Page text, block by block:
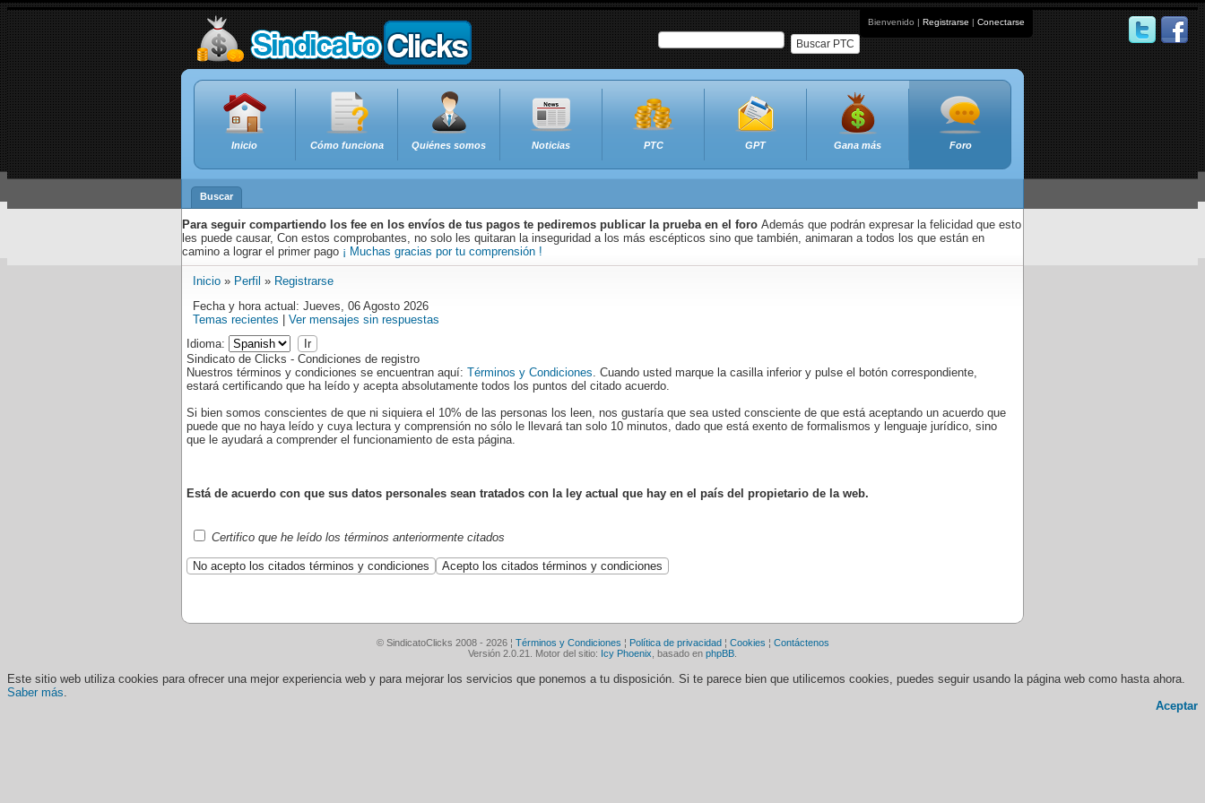
Bienvenido | Registrarse | Conectarse
Buscar PTC
Inicio Cómo funciona Quiénes somos Noticias PTC GPT Gana más Foro
Buscar
Para seguir compartiendo los fee en los envíos de tus pagos te pediremos publicar la prueba en el foro Además que podrán expresar la felicidad que esto
les puede causar, Con estos comprobantes, no solo les quitaran la inseguridad a los más escépticos sino que también, animaran a todos los que están en
camino a lograr el primer pago ¡ Muchas gracias por tu comprensión !
Inicio » Perfil » Registrarse
Fecha y hora actual: Jueves, 06 Agosto 2026
Temas recientes
Ver mensajes sin respuestas
Idioma:
Sindicato de Clicks - Condiciones de registro
Nuestros términos y condiciones se encuentran aquí: Términos y Condiciones. Cuando usted marque la casilla inferior y pulse el botón correspondiente,
estará certificando que ha leído y acepta absolutamente todos los puntos del citado acuerdo.
Si bien somos conscientes de que ni siquiera el 10% de las personas los leen, nos gustaría que sea usted consciente de que está aceptando un acuerdo que
puede que no haya leído y cuya lectura y comprensión no sólo le llevará tan solo 10 minutos, dado que está exento de formalismos y lenguaje jurídico, sino
que le ayudará a comprender el funcionamiento de esta página.
Está de acuerdo con que sus datos personales sean tratados con la ley actual que hay en el país del propietario de la web.
Certifico que he leído los términos anteriormente citados
© SindicatoClicks 2008 - 2026 ¦ Términos y Condiciones ¦ Política de privacidad¦ Cookies ¦ Contáctenos
Versión 2.0.21. Motor del sitio: Icy Phoenix , basado en phpBB
Este sitio web utiliza cookies para ofrecer una mejor experiencia web y para mejorar los servicios que ponemos a tu disposición. Si te parece bien que utilicemos cookies, puedes seguir usando la página web como hasta ahora.
Saber más.
Aceptar